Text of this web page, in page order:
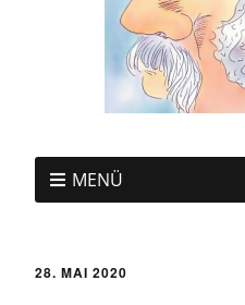
MENÜ
28. MAI 2020